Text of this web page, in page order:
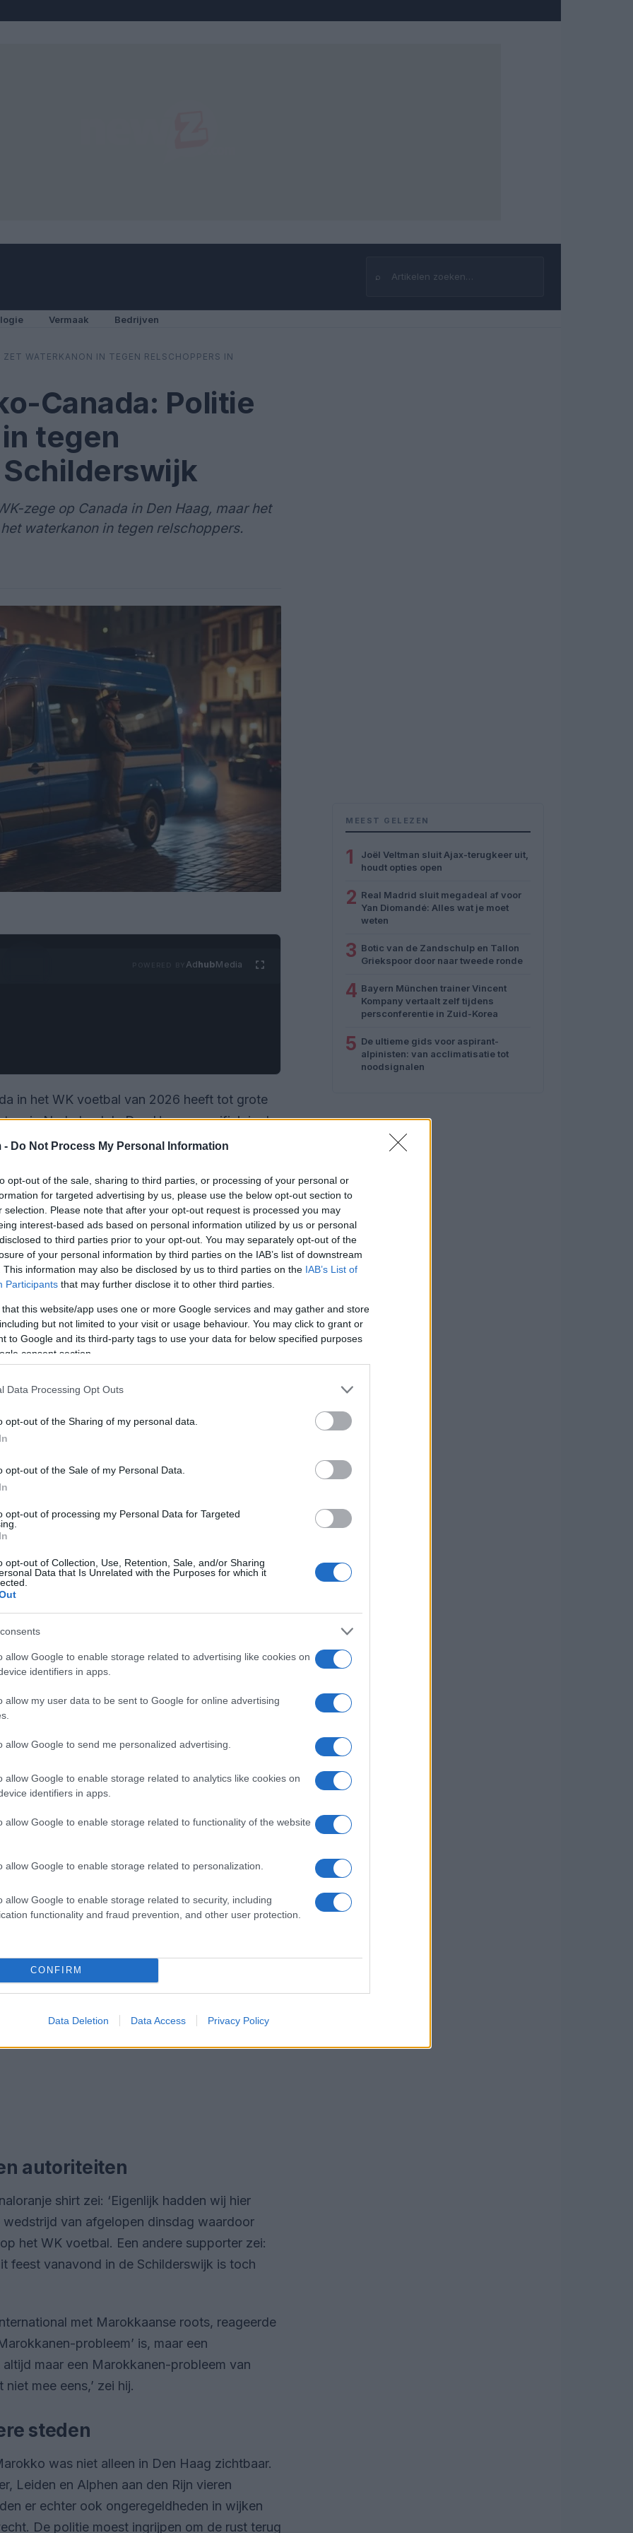
- Do Not Process My Personal Information
opt-out of the sale, sharing to third parties, or processing of your personal or
for targeted advertising by us, please use the below opt-out section to
selection. Please note that after your opt-out request is processed you may
interest-based ads based on personal information utilized by us or personal
to third parties prior to your opt-out. You may separately opt-out of the
of your personal information by third parties on the IAB’s list of downstream
This information may also be disclosed by us to third parties on the IAB’s List of
Participants that may further disclose it to other third parties.
that this website/app uses one or more Google services and may gather and store
but not limited to your visit or usage behaviour. You may click to grant or
to Google and its third-party tags to use your data for below specified purposes
consent section.
Data Processing Opt Outs
opt-out of the Sharing of my personal data.
opt-out of the Sale of my Personal Data.
opt-out of processing my Personal Data for Targeted
opt-out of Collection, Use, Retention, Sale, and/or Sharing
Data that Is Unrelated with the Purposes for which it
allow Google to enable storage related to advertising like cookies on
identifiers in apps.
allow my user data to be sent to Google for online advertising
allow Google to send me personalized advertising.
allow Google to enable storage related to analytics like cookies on
identifiers in apps.
allow Google to enable storage related to functionality of the website
allow Google to enable storage related to personalization.
allow Google to enable storage related to security, including
functionality and fraud prevention, and other user protection.
CONFIRM
Data Deletion Data Access Privacy Policy
⌕
Zoeken
Vermaak Bedrijven
WATERKANON IN TEGEN RELSCHOPPERS IN
Canada: Politie
tegen
zege op Canada in Den Haag, maar het
waterkanon in tegen relschoppers.
AdhubMedia
in het WK voetbal van 2026 heeft tot grote
in Nederland. In Den Haag, specifiek in de
een groot feest. Helaas liep het evenement uit
die samenkwamen om te vieren. Er
en auto’s toeterden door de straten.
en ontstond er onrust op het kruispunt van
moest de
vaardigde eennoodbeveluit om de
personen die bijdragen aan
gebied op te houden. De politie kon personen
of de toegang tot de Schilderswijk
gewond geraakt door zwaarvuurwerk
raakte gewond. In totaal
de avond en nacht na de wedstrijd. Van deze
een boete, terwijl er nog vier mensen
autoriteiten
shirt zei: ‘Eigenlijk hadden wij hier
wedstrijd van afgelopen dinsdag waardoor
het WK voetbal. Een andere supporter zei:
feest vanavond in de Schilderswijk is toch
met Marokkaanse roots, reageerde
probleem’ is, maar een
altijd maar een Marokkanen-probleem van
mee eens,’ zei hij.
steden
was niet alleen in Den Haag zichtbaar.
Leiden en Alphen aan den Rijn vieren
er echter ook ongeregeldheden in wijken
De politie moest ingrijpen om de rust terug
MEEST GELEZEN
1
Joël Veltman sluit Ajax-terugkeer uit,
houdt opties open
2 Real Madrid sluit megadeal af voor
Yan Diomandé: Alles wat je moet
weten
3 Botic van de Zandschulp en Tallon
Griekspoor door naar tweede ronde
4 Bayern München trainer Vincent
Kompany vertaalt zelf tijdens
persconferentie in Zuid-Korea
5 De ultieme gids voor aspirant-
alpinisten: van acclimatisatie tot
noodsignalen